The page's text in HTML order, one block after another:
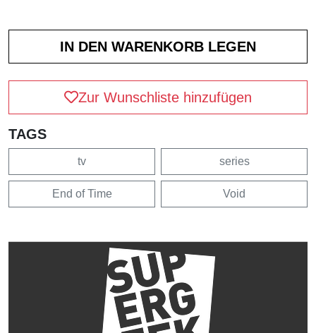
Zur Wunschliste hinzufügen
TAGS
tv series
End of Time Void